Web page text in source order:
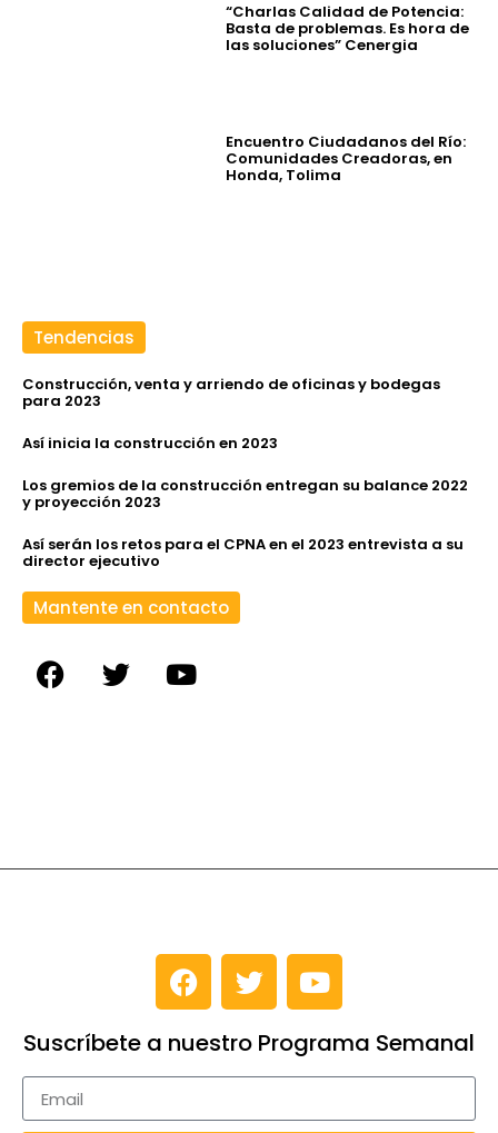
“Charlas Calidad de Potencia:
Basta de problemas. Es hora de
las soluciones” Cenergia
Encuentro Ciudadanos del Río:
Comunidades Creadoras, en
Honda, Tolima
Tendencias
Construcción, venta y arriendo de oficinas y bodegas
para 2023
Así inicia la construcción en 2023
Los gremios de la construcción entregan su balance 2022
y proyección 2023
Así serán los retos para el CPNA en el 2023 entrevista a su
director ejecutivo
Mantente en contacto
Suscríbete a nuestro Programa Semanal